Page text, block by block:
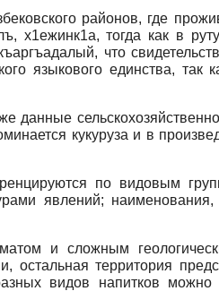
районов, где
х1ежинк1а, тогда как в
что
языкового единства, так
данные
кукуруза и в
по видовым
явлений;
и сложным
остальная территория
видов напитков можно